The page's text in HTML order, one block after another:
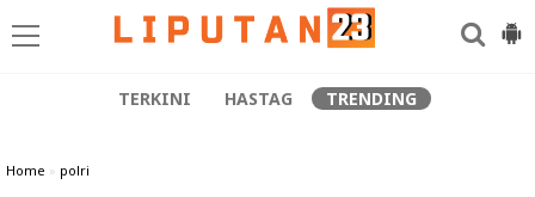
TERKINI HASTAG TRENDING
Home » polri